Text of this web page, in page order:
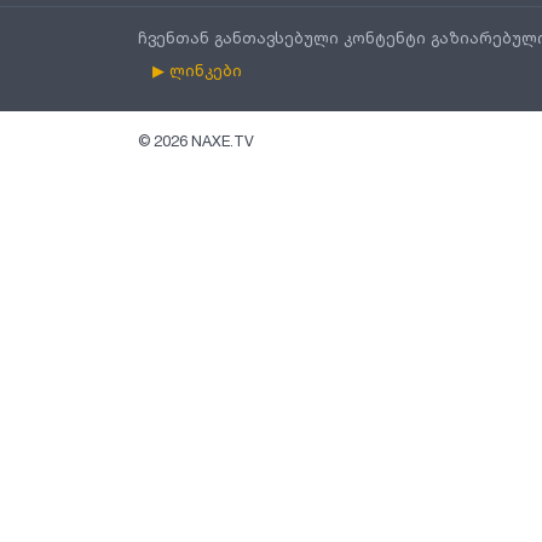
ჩვენთან განთავსებული კონტენტი
▶ ლინკები
© 2026 NAXE.TV